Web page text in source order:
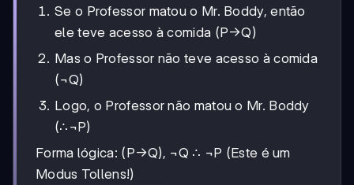
Se o Professor matou o Mr. Boddy, então
ele teve acesso à comida (P→Q)
Mas o Professor não teve acesso à comida
(¬Q)
Logo, o Professor não matou o Mr. Boddy
(∴¬P)
Forma lógica: (P→Q), ¬Q ∴ ¬P (Este é um
Modus Tollens!)